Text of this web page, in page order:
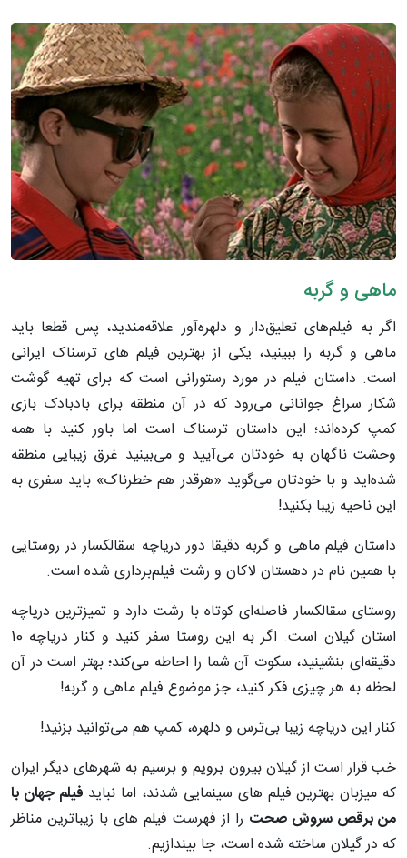
ماهی و گربه
اگر به فیلم‌های تعلیق‌دار و دلهره‌آور علاقه‌مندید، پس قطعا باید
ماهی و گربه را ببینید، یکی از بهترین فیلم های ترسناک ایرانی
است. داستان فیلم در مورد رستورانی است که برای تهیه گوشت
شکار سراغ جوانانی می‌رود که در آن منطقه برای بادبادک بازی
کمپ کرده‌اند؛ این داستان ترسناک است اما باور کنید با همه
وحشت ناگهان به خودتان می‌آیید و می‌بینید غرق زیبایی منطقه
شده‌اید و با خودتان می‌گوید «هرقدر هم خطرناک» باید سفری به
این ناحیه زیبا بکنید!
داستان فیلم ماهی و گربه دقیقا دور دریاچه سقالکسار در روستایی
با همین نام در دهستان لاکان و رشت فیلم‌برداری شده است.
روستای سقالکسار فاصله‌ای کوتاه با رشت دارد و تمیزترین دریاچه
استان گیلان است. اگر به این روستا سفر کنید و کنار دریاچه 10
دقیقه‌ای بنشینید، سکوت آن شما را احاطه می‌کند؛ بهتر است در آن
لحظه به هر چیزی فکر کنید، جز موضوع فیلم ماهی و گربه!
کنار این دریاچه زیبا بی‌ترس و دلهره، کمپ هم می‌توانید بزنید!
خب قرار است از گیلان بیرون برویم و برسیم به شهرهای دیگر ایران
که میزبان بهترین فیلم های سینمایی شدند، اما نباید فیلم جهان با
من برقص سروش صحت را از فهرست فیلم های با زیباترین مناظر
که در گیلان ساخته شده است، جا بیندازیم.